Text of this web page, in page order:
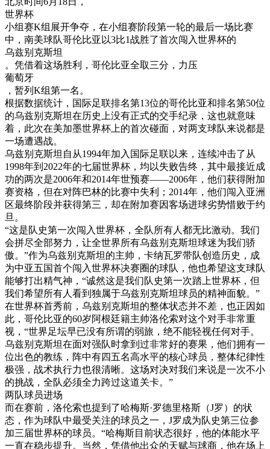
世界杯
小组赛K组展开争夺，在小组赛阶段第一轮的最后一场比赛
中，南美球队哥伦比亚以3比1战胜了首次闯入世界杯的
乌兹别克斯坦
。凭借着这场胜利，哥伦比亚全取三分，力压
葡萄牙
，暂列K组第一名。
根据数据统计，国际足联排名第13位的哥伦比亚和排名第50位
的乌兹别克斯坦在历史上没有正式的交手纪录，这也就意味
着，此次在美加墨世界杯上的首次碰面，对两支球队来说都是
一场遭遇战。
乌兹别克斯坦自从1994年加入国际足联以来，连续冲击了从
1998年到2022年的七届世界杯，均以失败告终，其中最接近成
功的两次是2006年和2014年世预赛——2006年，他们获得附加
赛资格，但在对阵巴林的比赛中失利；2014年，他们闯入亚洲
区最终阶段并获得第三，却在附加赛因客场进球劣势惜败于约
旦。
“这是队史第一次闯入世界杯，全队所有人都无比激动。我们
会拼尽全部努力，让全世界所有乌兹别克斯坦球迷为我们骄
傲。”作为乌兹别克斯坦的主帅，卡纳瓦罗带队创造历史，成
为中亚五国首个闯入世界杯决赛圈的球队，他也希望这支球队
能够打出精气神，“诚然这是我们队史第一次踏上世界杯，但
我们希望所有人看到独属于乌兹别克斯坦球员的精神面貌。”
在世界杯首秀前，乌兹别克斯坦的整体状态并不差，也正因如
此，哥伦比亚的60岁阿根廷籍主帅洛伦索对这个对手非常重
视，“世界足坛早已没有所谓的弱旅，绝不能轻视任何对手。
乌兹别克斯坦在面对强队时拿到过非常好的赛果，他们拥有一
位出色的教练，阵中有四五名高水平的核心球员，整体纪律性
极强，战术执行力也很清晰。这场对决对我们来说是一次不小
的挑战，全队必须全力跨过这道关卡。”
两队球员进场
而在赛前，洛伦索也提到了哈梅斯·罗德里格斯（J罗）的状
态，作为球队中最受关注的球员之一，J罗成为队史第三位参
加三届世界杯的球员。“哈梅斯目前状态很好，他的体能水平
一直在稳步提升。当然，凭借他出众的天赋与球商，他在场上